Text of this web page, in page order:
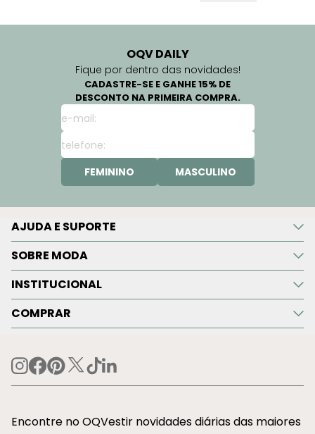
OQV DAILY
Fique por dentro das novidades!
CADASTRE-SE E GANHE 15% DE
DESCONTO NA PRIMEIRA COMPRA.
FEMININO MASCULINO
AJUDA E SUPORTE
SOBRE MODA
INSTITUCIONAL
COMPRAR
Encontre no OQVestir novidades diárias das maiores